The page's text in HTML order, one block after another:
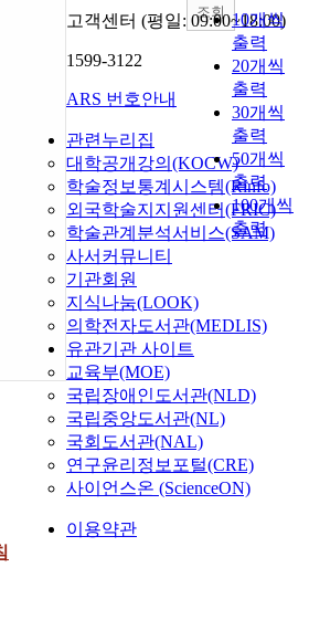
10개씩
출력
20개씩
출력
30개씩
출력
50개씩
출력
100개씩
출력
조회
고객센터 (평일: 09:00~18:00)
1599-3122
ARS 번호안내
관련누리집
대학공개강의(KOCW)
학술정보통계시스템(Rinfo)
외국학술지지원센터(FRIC)
학술관계분석서비스(SAM)
사서커뮤니티
기관회원
지식나눔(LOOK)
의학전자도서관(MEDLIS)
유관기관 사이트
교육부(MOE)
국립장애인도서관(NLD)
국립중앙도서관(NL)
국회도서관(NAL)
연구윤리정보포털(CRE)
사이언스온 (ScienceON)
이용약관